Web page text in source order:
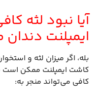
آیا نبود لثه
ایمپلنت
بله، اگر میزان لثه و
کاشت ایمپلنت ممکن است
کافی می‌تواند منجر به: